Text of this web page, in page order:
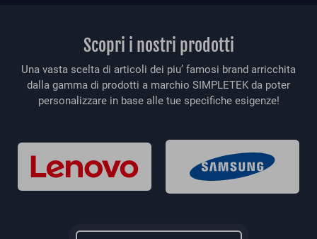
Scopri i nostri prodotti
Una vasta scelta di articoli dei piu’ famosi brand arricchita
dalla gamma di prodotti a marchio SIMPLETEK da poter
personalizzare in base alle tue specifiche esigenze!